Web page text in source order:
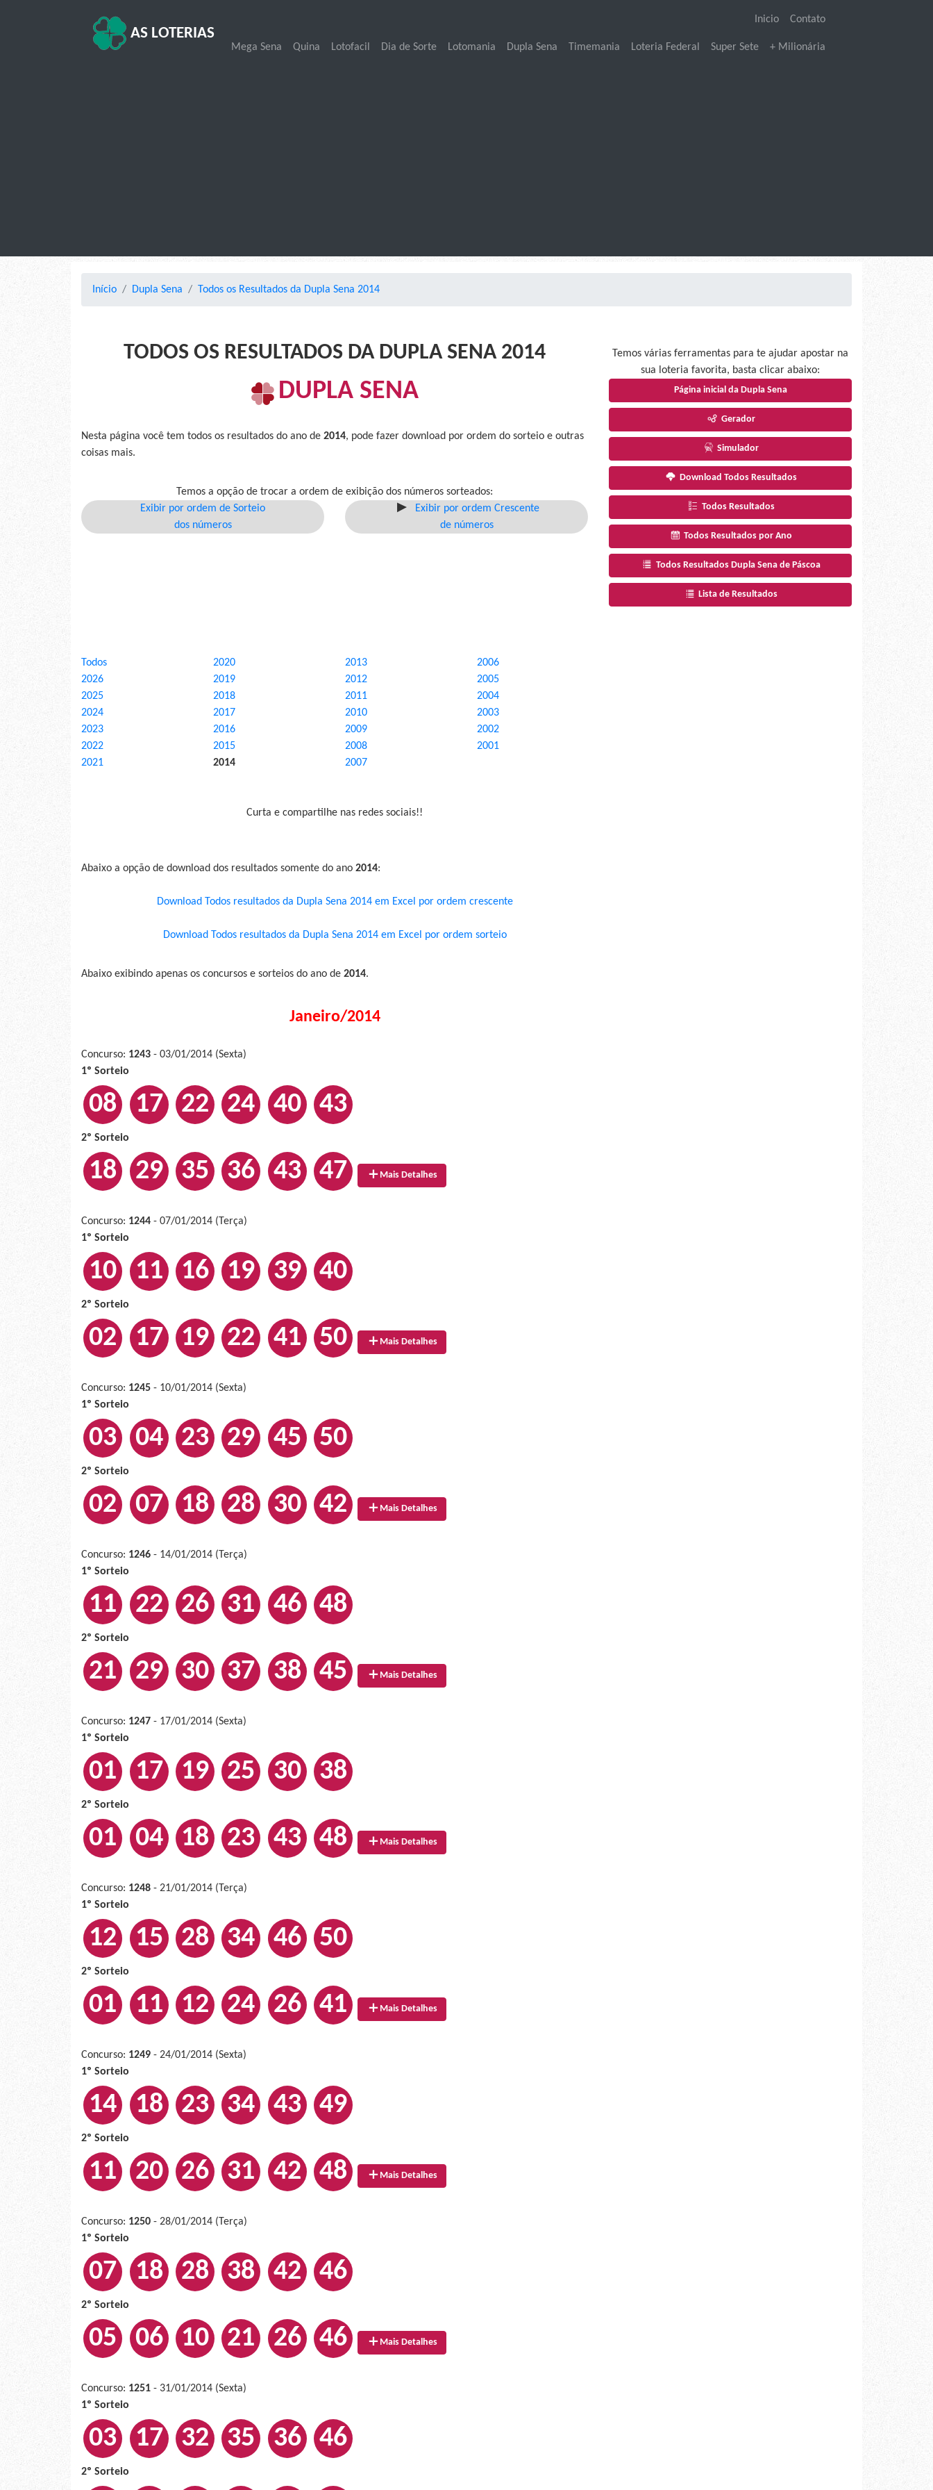
AS LOTERIAS
Inicio Contato
Mega Sena Quina Lotofacil Dia de Sorte Lotomania Dupla Sena Timemania Loteria Federal Super Sete + Milionária
Início Dupla Sena Todos os Resultados da Dupla Sena 2014
TODOS OS RESULTADOS DA DUPLA SENA 2014
DUPLA SENA
Nesta página você tem todos os resultados do ano de 2014, pode fazer download por ordem do sorteio e outras
coisas mais.
Temos a opção de trocar a ordem de exibição dos números sorteados:
Exibir por ordem de Sorteio
dos números
Exibir por ordem Crescente
de números
Todos
2026
2025
2024
2023
2022
2021
2020
2019
2018
2017
2016
2015
2014
2013
2012
2011
2010
2009
2008
2007
2006
2005
2004
2003
2002
2001
Curta e compartilhe nas redes sociais!!
Abaixo a opção de download dos resultados somente do ano 2014:
Download Todos resultados da Dupla Sena 2014 em Excel por ordem crescente
Download Todos resultados da Dupla Sena 2014 em Excel por ordem sorteio
Abaixo exibindo apenas os concursos e sorteios do ano de 2014.
Janeiro/2014
Concurso: 1243 - 03/01/2014 (Sexta)
1º Sorteio
08 17 22 24 40 43
2º Sorteio
18 29 35 36 43 47 Mais Detalhes
Concurso: 1244 - 07/01/2014 (Terça)
1º Sorteio
10 11 16 19 39 40
2º Sorteio
02 17 19 22 41 50 Mais Detalhes
Concurso: 1245 - 10/01/2014 (Sexta)
1º Sorteio
03 04 23 29 45 50
2º Sorteio
02 07 18 28 30 42 Mais Detalhes
Concurso: 1246 - 14/01/2014 (Terça)
1º Sorteio
11 22 26 31 46 48
2º Sorteio
21 29 30 37 38 45 Mais Detalhes
Concurso: 1247 - 17/01/2014 (Sexta)
1º Sorteio
01 17 19 25 30 38
2º Sorteio
01 04 18 23 43 48 Mais Detalhes
Concurso: 1248 - 21/01/2014 (Terça)
1º Sorteio
12 15 28 34 46 50
2º Sorteio
01 11 12 24 26 41 Mais Detalhes
Concurso: 1249 - 24/01/2014 (Sexta)
1º Sorteio
14 18 23 34 43 49
2º Sorteio
11 20 26 31 42 48 Mais Detalhes
Concurso: 1250 - 28/01/2014 (Terça)
1º Sorteio
07 18 28 38 42 46
2º Sorteio
05 06 10 21 26 46 Mais Detalhes
Concurso: 1251 - 31/01/2014 (Sexta)
1º Sorteio
03 17 32 35 36 46
2º Sorteio
Temos várias ferramentas para te ajudar apostar na
sua loteria favorita, basta clicar abaixo:
Página inicial da Dupla Sena
Gerador
Simulador
Download Todos Resultados
Todos Resultados
Todos Resultados por Ano
Todos Resultados Dupla Sena de Páscoa
Lista de Resultados